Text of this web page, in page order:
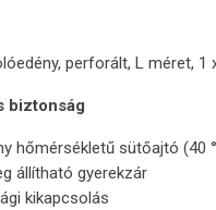
perforált, L méret,
biztonság
hőmérsékletű sütőajtó (40
állítható gyerekzár
kikapcsolás